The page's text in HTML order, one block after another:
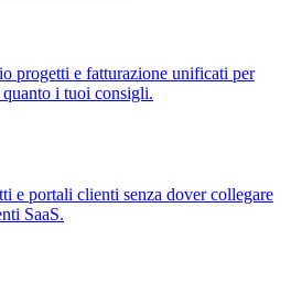
progetti e fatturazione unificati per
i tuoi consigli.
e portali clienti senza dover collegare
SaaS.